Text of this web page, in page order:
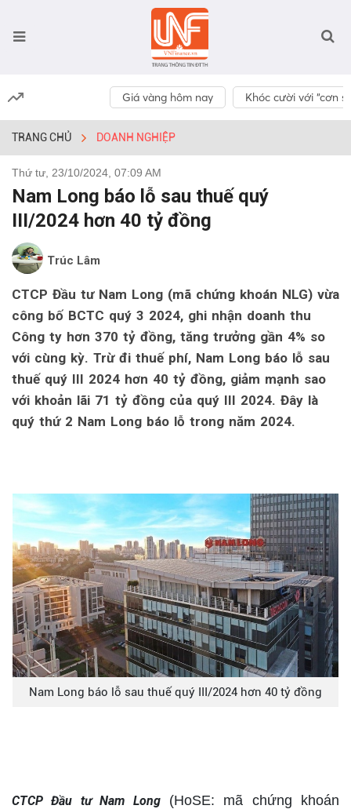
Giá vàng hôm nay Khóc cười với “cơn
TRANG CHỦ DOANH NGHIỆP
Thứ tư, 23/10/2024, 07:09 AM
Nam Long báo lỗ sau thuế quý
III/2024 hơn 40 tỷ đồng
Trúc Lâm
CTCP Đầu tư Nam Long (mã chứng khoán NLG) vừa
công bố BCTC quý 3 2024, ghi nhận doanh thu
Công ty hơn 370 tỷ đồng, tăng trưởng gần 4% so
với cùng kỳ. Trừ đi thuế phí, Nam Long báo lỗ sau
thuế quý III 2024 hơn 40 tỷ đồng, giảm mạnh sao
với khoản lãi 71 tỷ đồng của quý III 2024. Đây là
quý thứ 2 Nam Long báo lỗ trong năm 2024.
Nam Long báo lỗ sau thuế quý III/2024 hơn 40 tỷ đồng
CTCP Đầu tư Nam Long(HoSE: mã chứng khoán